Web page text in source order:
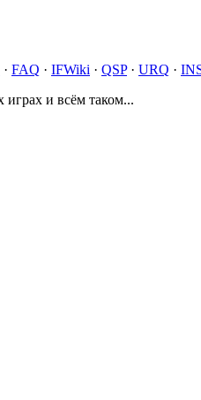
· FAQ · IFWiki · QSP· URQ ·
и всём таком...